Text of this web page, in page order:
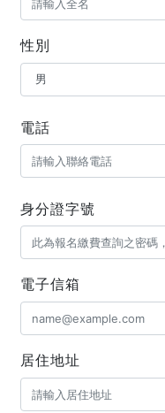
性別
電話
身分證字號
電子信箱
居住地址